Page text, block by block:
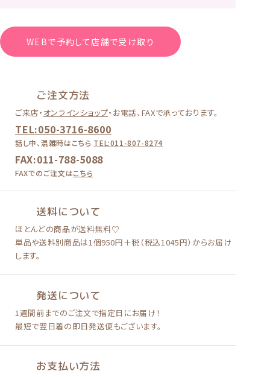
WEBで予約して店舗で受け取り
ご注文方法
ご来店・ オンラインショップ・ お電話、FAXで承っております。
TEL:050-3716-8600
話し中、混雑時はこちら TEL:011-807-8274
FAX:011-788-5088
FAXでのご注文はこちら
送料について
ほとんどの商品が送料無料♡
単品や送料別商品は1個950円＋税（税込1045円） からお届け
します。
発送について
1週間前までのご注文で指定日にお届け！
最短で翌日着の即日発送便もございます。
お支払い方法